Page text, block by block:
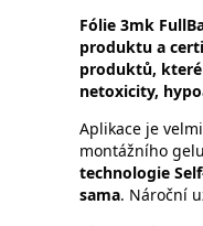
Fólie 3mk
produktu a
produktů,
netoxicity,
Aplikace je
montážního
technologie
sama. Nároční